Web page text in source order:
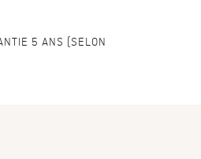
5 ANS (SELON